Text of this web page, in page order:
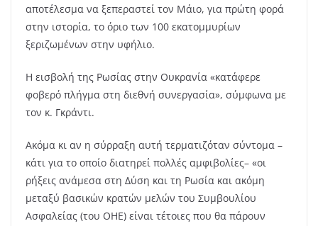
αποτέλεσμα να ξεπεραστεί τον Μάιο, για πρώτη φορά
στην ιστορία, το όριο των 100 εκατομμυρίων
ξεριζωμένων στην υφήλιο.
Η εισβολή της Ρωσίας στην Ουκρανία «κατάφερε
φοβερό πλήγμα στη διεθνή συνεργασία», σύμφωνα με
τον κ. Γκράντι.
Ακόμα κι αν η σύρραξη αυτή τερματιζόταν σύντομα –
κάτι για το οποίο διατηρεί πολλές αμφιβολίες– «οι
ρήξεις ανάμεσα στη Δύση και τη Ρωσία και ακόμη
μεταξύ βασικών κρατών μελών του Συμβουλίου
Ασφαλείας (του ΟΗΕ) είναι τέτοιες που θα πάρουν